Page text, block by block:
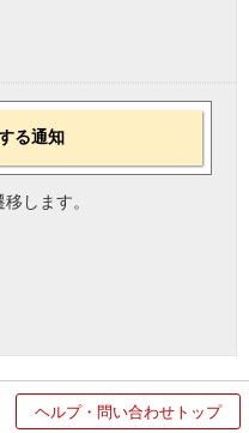
る通知
します。
ヘルプ・問い合わせトップ